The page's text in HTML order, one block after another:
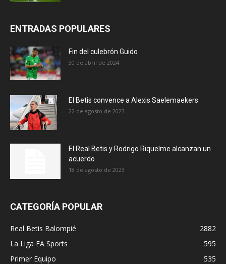
ENTRADAS POPULARES
Fin del culebrón Guido
30 de abril de 2024
El Betis convence a Alexis Saelemaekers
22 de agosto de 2023
El Real Betis y Rodrigo Riquelme alcanzan un
acuerdo
18 de agosto de 2023
CATEGORÍA POPULAR
Real Betis Balompié
2882
La Liga EA Sports
595
Primer Equipo
535